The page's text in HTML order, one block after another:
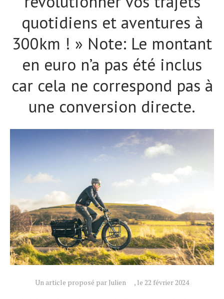
quotidiens et aventures à
300km ! » Note: Le montant
en euro n’a pas été inclus
car cela ne correspond pas à
une conversion directe.
Un article proposé par Julien , le 22 février 2024
Technologies
Tests de produits
Conseils
Tendances
Tous nos articles